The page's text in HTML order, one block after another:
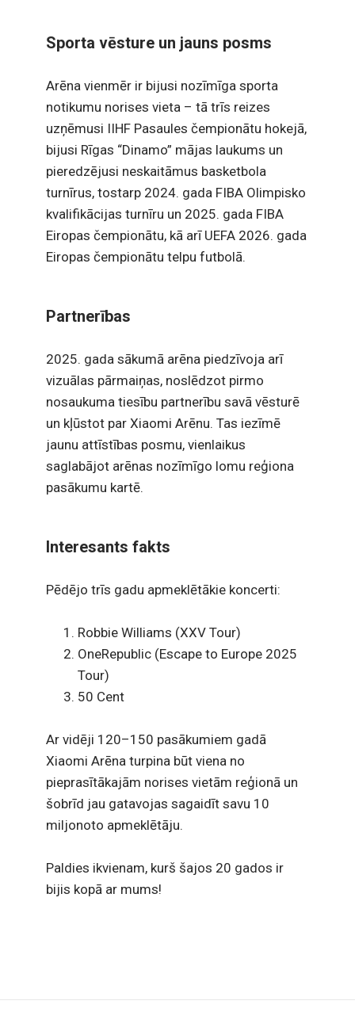
Sporta vēsture un jauns posms
Arēna vienmēr ir bijusi nozīmīga sporta
notikumu norises vieta – tā trīs reizes
uzņēmusi IIHF Pasaules čempionātu hokejā,
bijusi Rīgas “Dinamo” mājas laukums un
pieredzējusi neskaitāmus basketbola
turnīrus, tostarp 2024. gada FIBA Olimpisko
kvalifikācijas turnīru un 2025. gada FIBA
Eiropas čempionātu, kā arī UEFA 2026. gada
Eiropas čempionātu telpu futbolā.
Partnerības
2025. gada sākumā arēna piedzīvoja arī
vizuālas pārmaiņas, noslēdzot pirmo
nosaukuma tiesību partnerību savā vēsturē
un kļūstot par Xiaomi Arēnu. Tas iezīmē
jaunu attīstības posmu, vienlaikus
saglabājot arēnas nozīmīgo lomu reģiona
pasākumu kartē.
Interesants fakts
Pēdējo trīs gadu apmeklētākie koncerti:
Robbie Williams (XXV Tour)
OneRepublic (Escape to Europe 2025
Tour)
50 Cent
Ar vidēji 120–150 pasākumiem gadā
Xiaomi Arēna turpina būt viena no
pieprasītākajām norises vietām reģionā un
šobrīd jau gatavojas sagaidīt savu 10
miljonoto apmeklētāju.
Paldies ikvienam, kurš šajos 20 gados ir
bijis kopā ar mums!